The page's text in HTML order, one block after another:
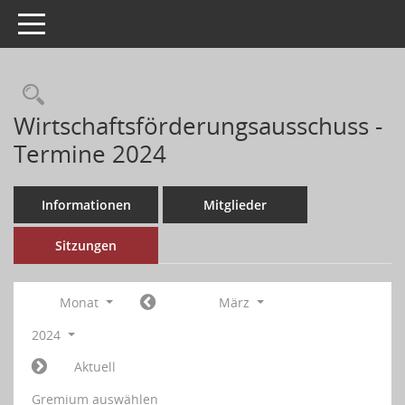
Toggle navigation
Wirtschaftsförderungsausschuss -
Termine 2024
Informationen Mitglieder
Sitzungen
Monat
März
2024
Aktuell
Gremium auswählen